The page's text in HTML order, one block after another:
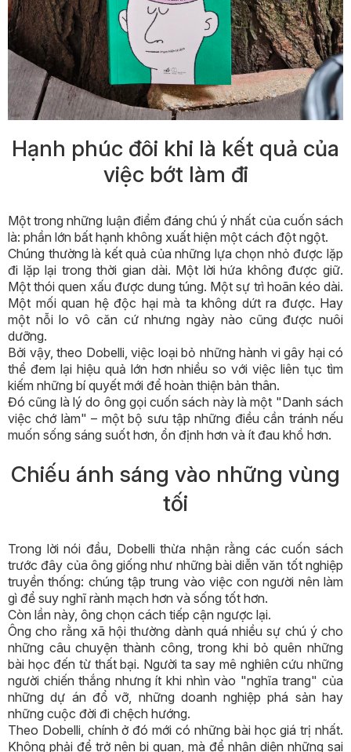
Hạnh phúc đôi khi là kết quả của
việc bớt làm đi
Một trong những luận điểm đáng chú ý nhất của cuốn sách
là: phần lớn bất hạnh không xuất hiện một cách đột ngột.
Chúng thường là kết quả của những lựa chọn nhỏ được lặp
đi lặp lại trong thời gian dài. Một lời hứa không được giữ.
Một thói quen xấu được dung túng. Một sự trì hoãn kéo dài.
Một mối quan hệ độc hại mà ta không dứt ra được. Hay
một nỗi lo vô căn cứ nhưng ngày nào cũng được nuôi
dưỡng.
Bởi vậy, theo Dobelli, việc loại bỏ những hành vi gây hại có
thể đem lại hiệu quả lớn hơn nhiều so với việc liên tục tìm
kiếm những bí quyết mới để hoàn thiện bản thân.
Đó cũng là lý do ông gọi cuốn sách này là một "Danh sách
việc chớ làm" – một bộ sưu tập những điều cần tránh nếu
muốn sống sáng suốt hơn, ổn định hơn và ít đau khổ hơn.
Chiếu ánh sáng vào những vùng
tối
Trong lời nói đầu, Dobelli thừa nhận rằng các cuốn sách
trước đây của ông giống như những bài diễn văn tốt nghiệp
truyền thống: chúng tập trung vào việc con người nên làm
gì để suy nghĩ rành mạch hơn và sống tốt hơn.
Còn lần này, ông chọn cách tiếp cận ngược lại.
Ông cho rằng xã hội thường dành quá nhiều sự chú ý cho
những câu chuyện thành công, trong khi bỏ quên những
bài học đến từ thất bại. Người ta say mê nghiên cứu những
người chiến thắng nhưng ít khi nhìn vào "nghĩa trang" của
những dự án đổ vỡ, những doanh nghiệp phá sản hay
những cuộc đời đi chệch hướng.
Theo Dobelli, chính ở đó mới có những bài học giá trị nhất.
Không phải để trở nên bi quan, mà để nhận diện những sai